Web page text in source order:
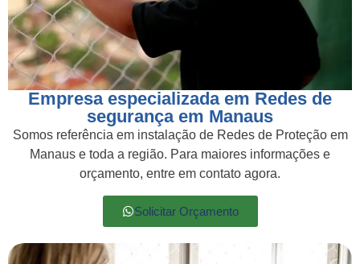
Empresa especializada em Redes de
segurança em Manaus
Somos referência em instalação de Redes de Proteção em
Manaus e toda a região. Para maiores informações e
orçamento, entre em contato agora.
Solicitar Orçamento